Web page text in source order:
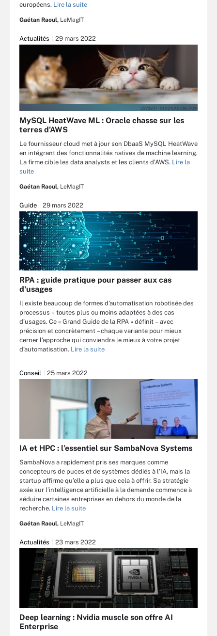
européens. Lire la suite
Gaétan Raoul, LeMagIT
Actualités 29 mars 2022
ZSV3207 - STOCK.ADOBE.COM
MySQL HeatWave ML : Oracle chasse sur les
terres d’AWS
Le fournisseur cloud met à jour son DbaaS MySQL HeatWave
en intégrant des fonctionnalités natives de machine learning.
La firme cible les data analysts et les clients d’AWS. Lire la
suite
Gaétan Raoul, LeMagIT
Guide 29 mars 2022
RPA : guide pratique pour passer aux cas
d'usages
Il existe beaucoup de formes d’automatisation robotisée des
processus – toutes plus ou moins adaptées à des cas
d’usages. Ce « Grand Guide de la RPA » définit – avec
précision et concrètement – chaque variante pour mieux
cerner l’approche qui conviendra le mieux à votre projet
d’automatisation. Lire la suite
Conseil 25 mars 2022
IA et HPC : l’essentiel sur SambaNova Systems
SambaNova a rapidement pris ses marques comme
concepteurs de puces et de systèmes dédiés à l’IA, mais la
startup affirme qu’elle a plus que cela à offrir. Sa stratégie
axée sur l’intelligence artificielle à la demande commence à
séduire certaines entreprises en dehors du monde de la
recherche. Lire la suite
Gaétan Raoul, LeMagIT
Actualités 23 mars 2022
Deep learning : Nvidia muscle son offre AI
Enterprise